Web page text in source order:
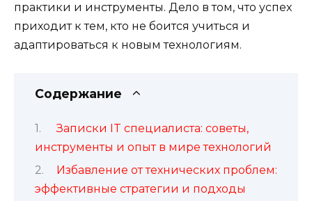
практики и инструменты. Дело в том, что успех
приходит к тем, кто не боится учиться и
адаптироваться к новым технологиям.
Содержание
Записки IT специалиста: советы,
инструменты и опыт в мире технологий
Избавление от технических проблем:
эффективные стратегии и подходы